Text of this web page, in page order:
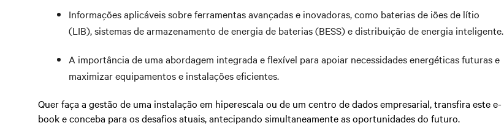
Informações aplicáveis sobre ferramentas avançadas e inovadoras, como baterias de iões de lítio
(LIB), sistemas de armazenamento de energia de baterias (BESS) e distribuição de energia inteligente.
A importância de uma abordagem integrada e flexível para apoiar necessidades energéticas futuras e
maximizar equipamentos e instalações eficientes.
Quer faça a gestão de uma instalação em hiperescala ou de um centro de dados empresarial, transfira este e-
book e conceba para os desafios atuais, antecipando simultaneamente as oportunidades do futuro.